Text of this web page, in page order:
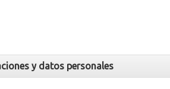
y datos personales